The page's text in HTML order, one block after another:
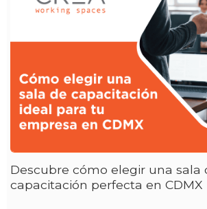
Descubre cómo elegir una sala
capacitación perfecta en CDMX